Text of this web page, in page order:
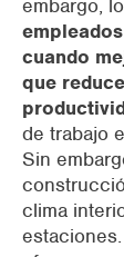
embargo,
cuando
que
de trabajo
Sin
clima